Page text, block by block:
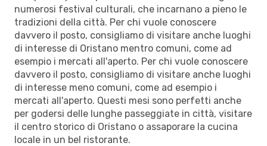
numerosi festival culturali, che incarnano a pieno le
tradizioni della città. Per chi vuole conoscere
davvero il posto, consigliamo di visitare anche luoghi
di interesse di Oristano mentro comuni, come ad
esempio i mercati all'aperto. Per chi vuole conoscere
davvero il posto, consigliamo di visitare anche luoghi
di interesse meno comuni, come ad esempio i
mercati all'aperto. Questi mesi sono perfetti anche
per godersi delle lunghe passeggiate in città, visitare
il centro storico di Oristano o assaporare la cucina
locale in un bel ristorante.